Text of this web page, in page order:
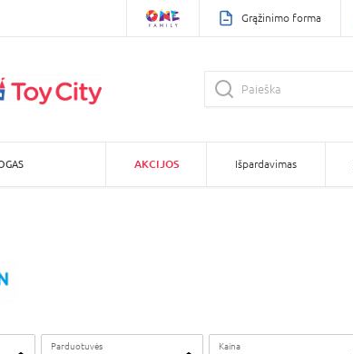
Grąžinimo forma
AKCIJOS Išpardavimas
Parduotuvės Kaina